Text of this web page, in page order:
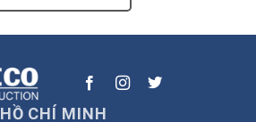
CHÍ MINH